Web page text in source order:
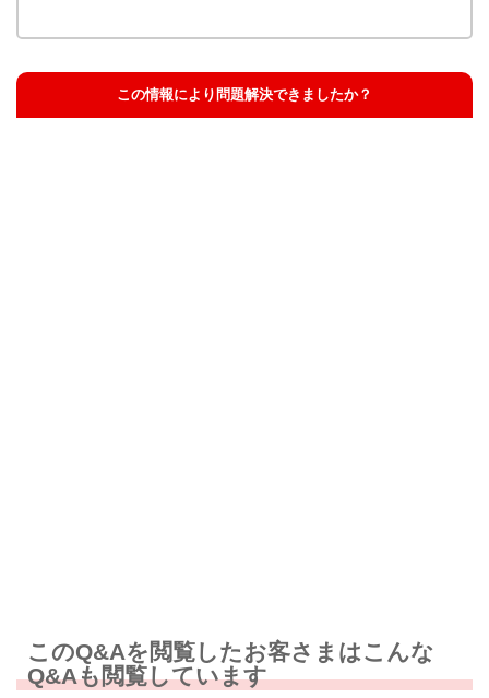
この情報により問題解決できましたか？
このQ&Aを閲覧したお客さまはこんな
Q&Aも閲覧しています